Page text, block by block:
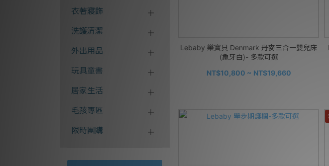
衣著寢飾
洗護清潔
外出用品
玩具童書
居家生活
毛孩專區
限時團購
Lebaby 樂寶貝 Denmark 丹麥三合一嬰兒床
(象牙白)- 多款可選
NT$10,800 ~ NT$19,660